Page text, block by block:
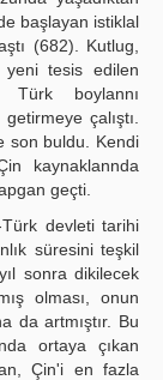
başlayan istiklal
(682). Kutlug,
yeni tesis edilen
Türk boylannı
çalıştı.
son buldu. Kendi
kaynaklannda
geçti.
Türk devleti tarihi
süresini teşkil
sonra dikilecek
olması, onun
da artmıştır. Bu
ortaya çıkan
Çin'i en fazla